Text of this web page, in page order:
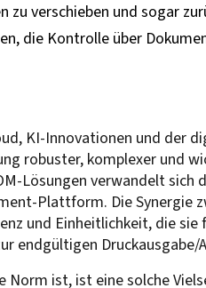
verschieben und sogar
die Kontrolle über
KI-Innovationen und der
robuster, komplexer und
Lösungen verwandelt
Plattform. Die Synergie
und Einheitlichkeit, die
endgültigen Druckausgabe/
ist, ist eine solche